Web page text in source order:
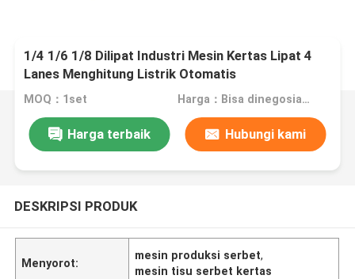
1/4 1/6 1/8 Dilipat Industri Mesin Kertas Lipat 4
Lanes Menghitung Listrik Otomatis
MOQ：1set Harga：Bisa dinegosiasikan
Harga terbaik Hubungi kami
DESKRIPSI PRODUK
Menyorot:
mesin produksi serbet,
mesin tisu serbet kertas